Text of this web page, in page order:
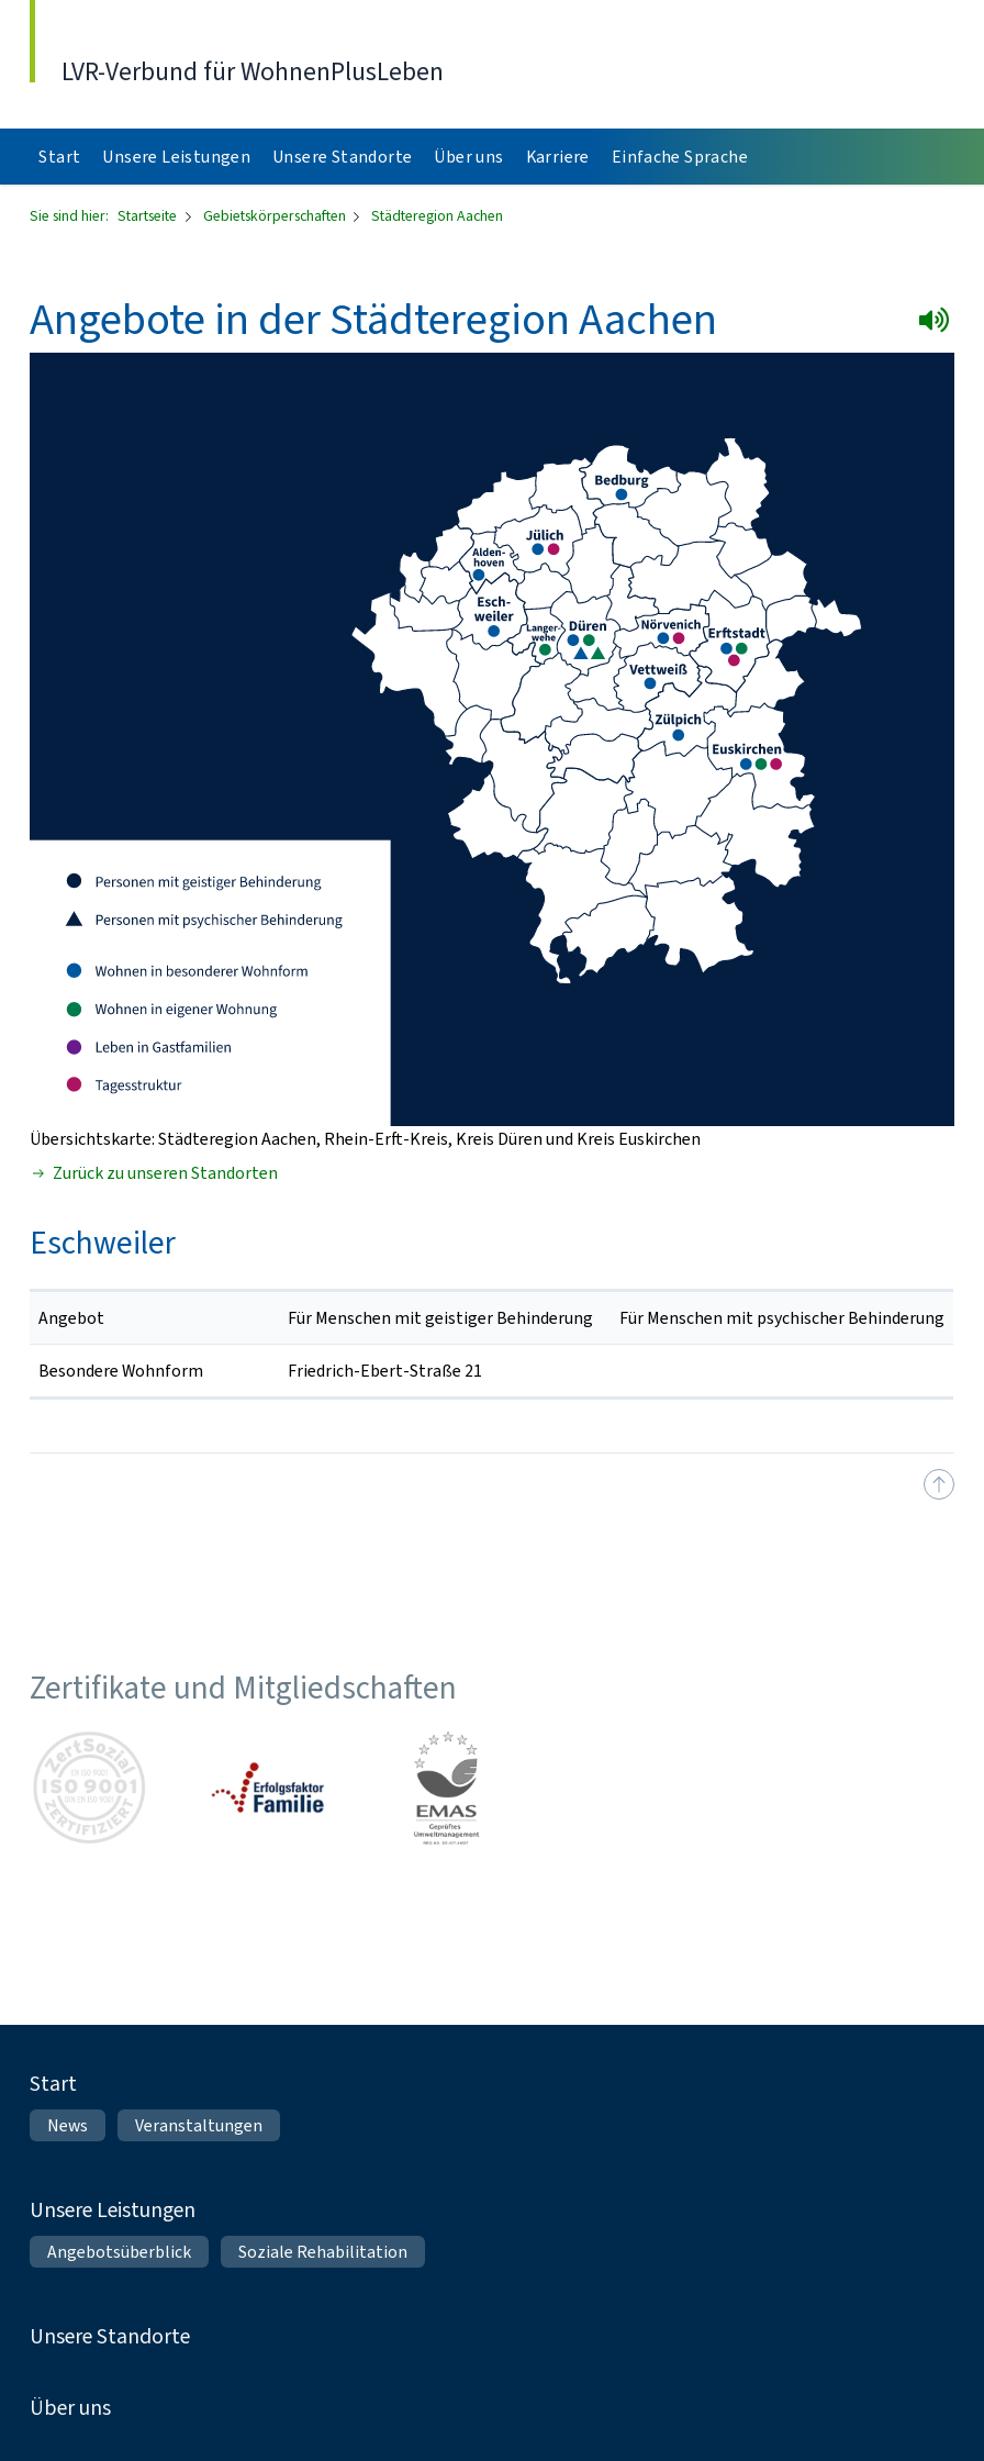
LVR-Verbund für WohnenPlusLeben
Start Unsere Leistungen Unsere Standorte Über uns Karriere Einfache Sprache
Sie sind hier: Startseite Gebietskörperschaften Städteregion Aachen
Angebote in der Städteregion Aachen
Übersichtskarte: Städteregion Aachen, Rhein-Erft-Kreis, Kreis Düren und Kreis Euskirchen
Zurück zu unseren Standorten
Eschweiler
Angebot Für Menschen mit geistiger Behinderung Für Menschen mit psychischer Behinderung
Besondere Wohnform Friedrich-Ebert-Straße 21
Zertifikate und Mitgliedschaften
Fußnavigation
Start
News Veranstaltungen
Unsere Leistungen
Angebotsüberblick Soziale Rehabilitation
Unsere Standorte
Über uns